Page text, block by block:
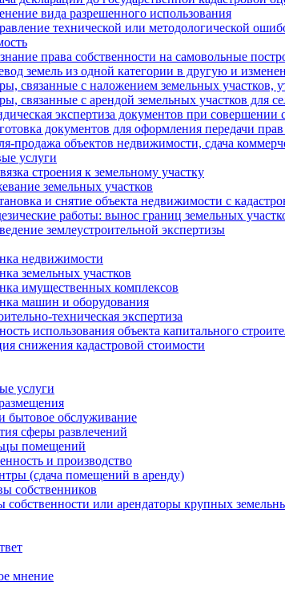
вида разрешенного использования
технической или методологической
права собственности на самовольные
земель из одной категории в другую и
связанные с наложением земельных участков,
связанные с арендой земельных участков для
экспертиза документов при совершении
документов для оформления передачи
продажа объектов недвижимости, сдача
услуги
строения к земельному участку
земельных участков
и снятие объекта недвижимости с
работы: вынос границ земельных
землеустроительной экспертизы
недвижимости
земельных участков
имущественных комплексов
машин и оборудования
техническая экспертиза
использования объекта капитального
снижения кадастровой стоимости
услуги
бытовое обслуживание
сферы развлечений
помещений
и производство
(сдача помещений в аренду)
собственников
собственности или арендаторы крупных
мнение